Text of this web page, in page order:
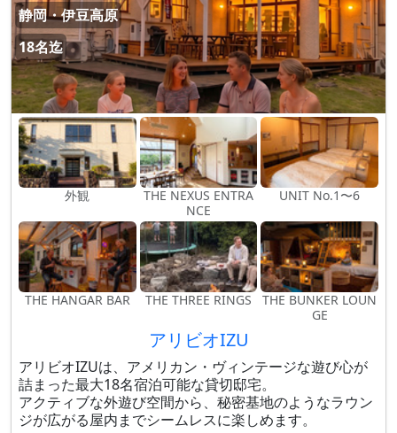
静岡・伊豆高原
18名迄
外観
THE NEXUS ENTRA
NCE
UNIT No.1〜6
THE HANGAR BAR THE THREE RINGS
THE BUNKER LOUN
GE
アリビオIZU
アリビオIZUは、アメリカン・ヴィンテージな遊び心が
詰まった最大18名宿泊可能な貸切邸宅。
アクティブな外遊び空間から、秘密基地のようなラウン
ジが広がる屋内までシームレスに楽しめます。